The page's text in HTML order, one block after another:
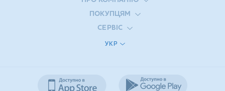
ПОКУПЦЯМ
СЕРВІС
УКР